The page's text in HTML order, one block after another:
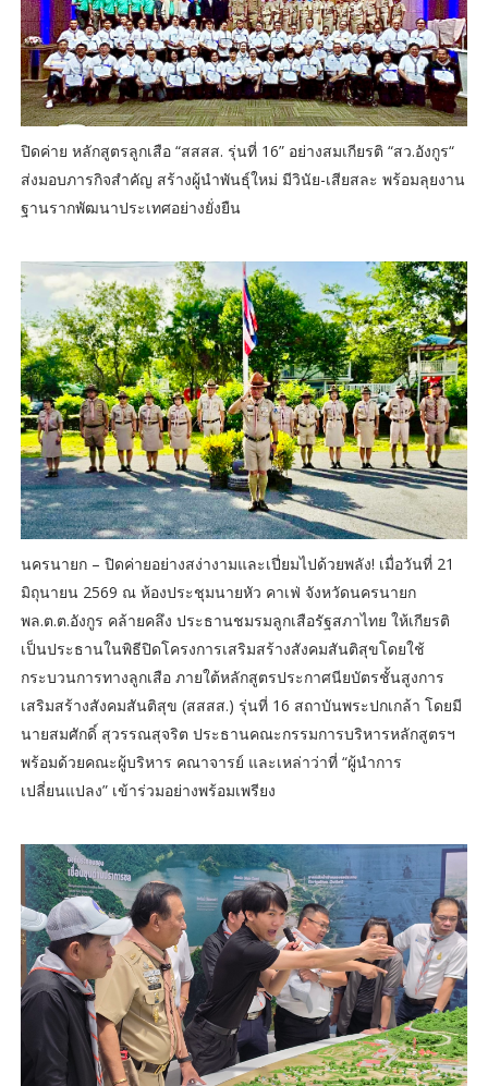
ปิดค่าย หลักสูตรลูกเสือ “สสสส. รุ่นที่ 16” อย่างสมเกียรติ “สว.อังกูร“
ส่งมอบภารกิจสำคัญ สร้างผู้นำพันธุ์ใหม่ มีวินัย-เสียสละ พร้อมลุยงาน
ฐานรากพัฒนาประเทศอย่างยั่งยืน
นครนายก – ปิดค่ายอย่างสง่างามและเปี่ยมไปด้วยพลัง! เมื่อวันที่ 21
มิถุนายน 2569 ณ ห้องประชุมนายหัว คาเฟ่ จังหวัดนครนายก
พล.ต.ต.อังกูร คล้ายคลึง ประธานชมรมลูกเสือรัฐสภาไทย ให้เกียรติ
เป็นประธานในพิธีปิดโครงการเสริมสร้างสังคมสันติสุขโดยใช้
กระบวนการทางลูกเสือ ภายใต้หลักสูตรประกาศนียบัตรชั้นสูงการ
เสริมสร้างสังคมสันติสุข (สสสส.) รุ่นที่ 16 สถาบันพระปกเกล้า โดยมี
นายสมศักดิ์ สุวรรณสุจริต ประธานคณะกรรมการบริหารหลักสูตรฯ
พร้อมด้วยคณะผู้บริหาร คณาจารย์ และเหล่าว่าที่ “ผู้นำการ
เปลี่ยนแปลง” เข้าร่วมอย่างพร้อมเพรียง